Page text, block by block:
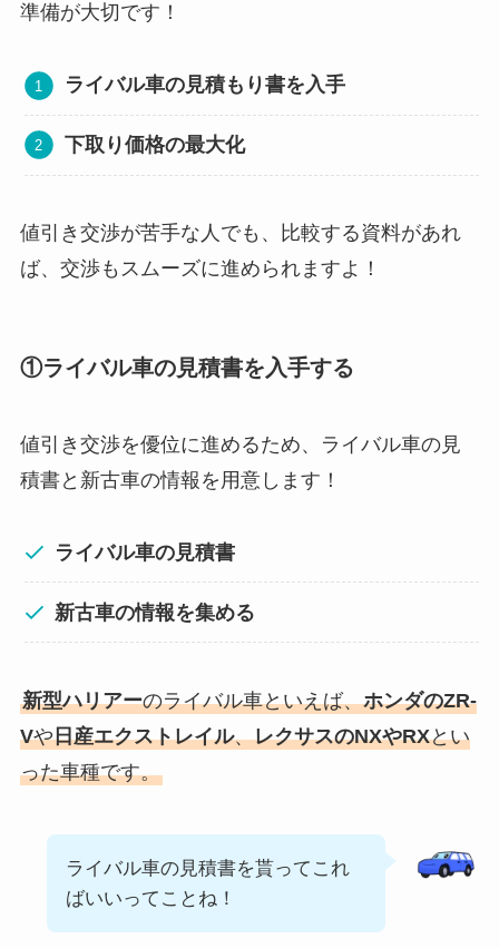
準備が大切です！
ライバル車の見積もり書を入手
下取り価格の最大化
値引き交渉が苦手な人でも、比較する資料があれ
ば、交渉もスムーズに進められますよ！
①ライバル車の見積書を入手する
値引き交渉を優位に進めるため、ライバル車の見
積書と新古車の情報を用意します！
ライバル車の見積書
新古車の情報を集める
新型ハリアーのライバル車といえば、ホンダのZR-
Vや日産エクストレイル、レクサスのNXやRXとい
った車種です。
ライバル車の見積書を貰ってこれ
ばいいってことね！